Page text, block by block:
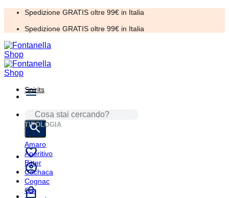
Salta
contenuti
Spedizione GRATIS oltre 99€ in Italia
Spedizione GRATIS oltre 99€ in Italia
CERCA:
Spirits
TIPOLOGIA
Amaro
Aperitivo
Bitter
Cachaca
Cognac
Gin